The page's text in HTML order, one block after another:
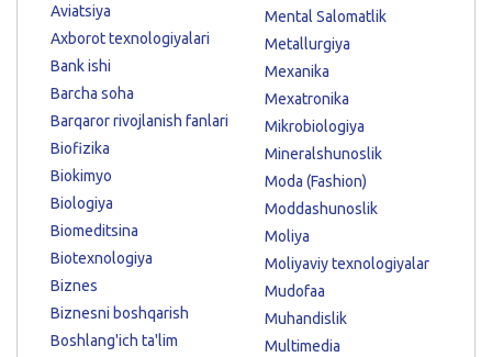
Aviatsiya
Axborot texnologiyalari
Bank ishi
Barcha soha
Barqaror rivojlanish fanlari
Biofizika
Biokimyo
Biologiya
Biomeditsina
Biotexnologiya
Biznes
Biznesni boshqarish
Boshlang'ich ta'lim
Mental Salomatlik
Metallurgiya
Mexanika
Mexatronika
Mikrobiologiya
Mineralshunoslik
Moda (Fashion)
Moddashunoslik
Moliya
Moliyaviy texnologiyalar
Mudofaa
Muhandislik
Multimedia